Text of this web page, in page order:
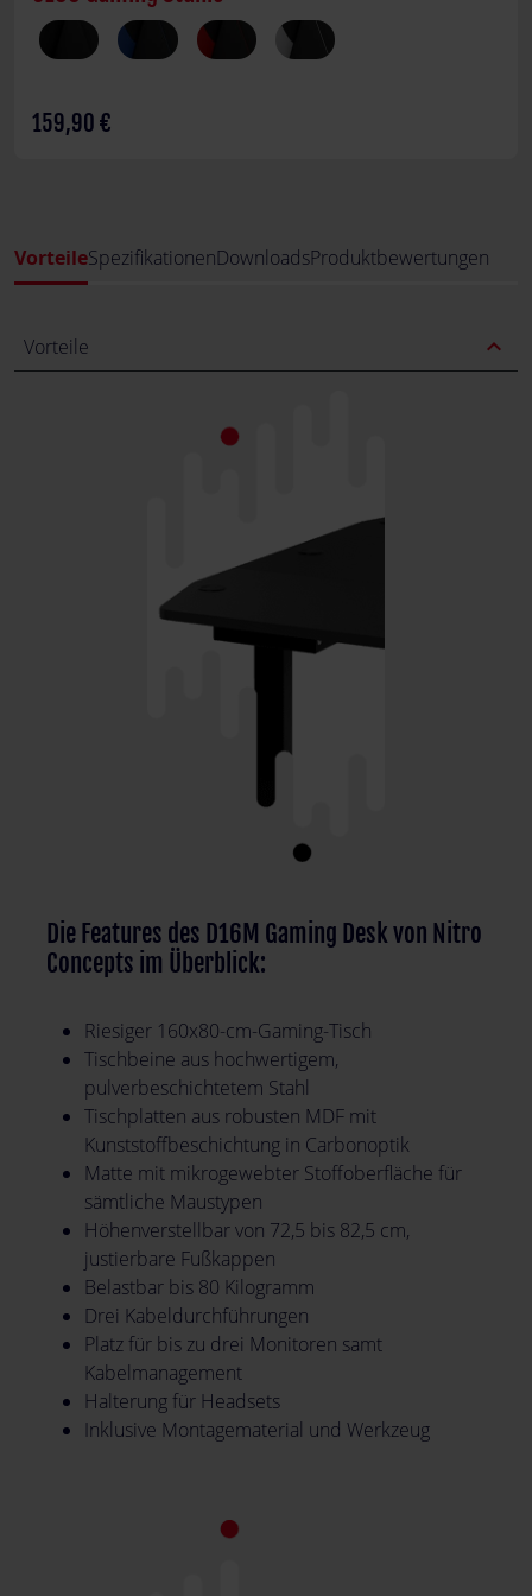
159,90 €
VorteileSpezifikationenDownloadsProduktbewertungen
Vorteile expand_less
Die Features des D16M Gaming Desk von Nitro
Concepts im Überblick:
Riesiger 160x80-cm-Gaming-Tisch
Tischbeine aus hochwertigem,
pulverbeschichtetem Stahl
Tischplatten aus robusten MDF mit
Kunststoffbeschichtung in Carbonoptik
Matte mit mikrogewebter Stoffoberfläche für
sämtliche Maustypen
Höhenverstellbar von 72,5 bis 82,5 cm,
justierbare Fußkappen
Belastbar bis 80 Kilogramm
Drei Kabeldurchführungen
Platz für bis zu drei Monitoren samt
Kabelmanagement
Halterung für Headsets
Inklusive Montagematerial und Werkzeug